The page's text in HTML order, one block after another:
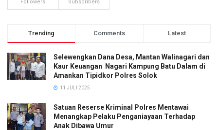
Followers Subscribers
Trending Comments Latest
Selewengkan Dana Desa, Mantan Walinagari dan
Kaur Keuangan Nagari Kampung Batu Dalam di
Amankan Tipidkor Polres Solok
11 JULI 2025
Satuan Reserse Kriminal Polres Mentawai
Menangkap Pelaku Penganiayaan Terhadap
Anak Dibawa Umur